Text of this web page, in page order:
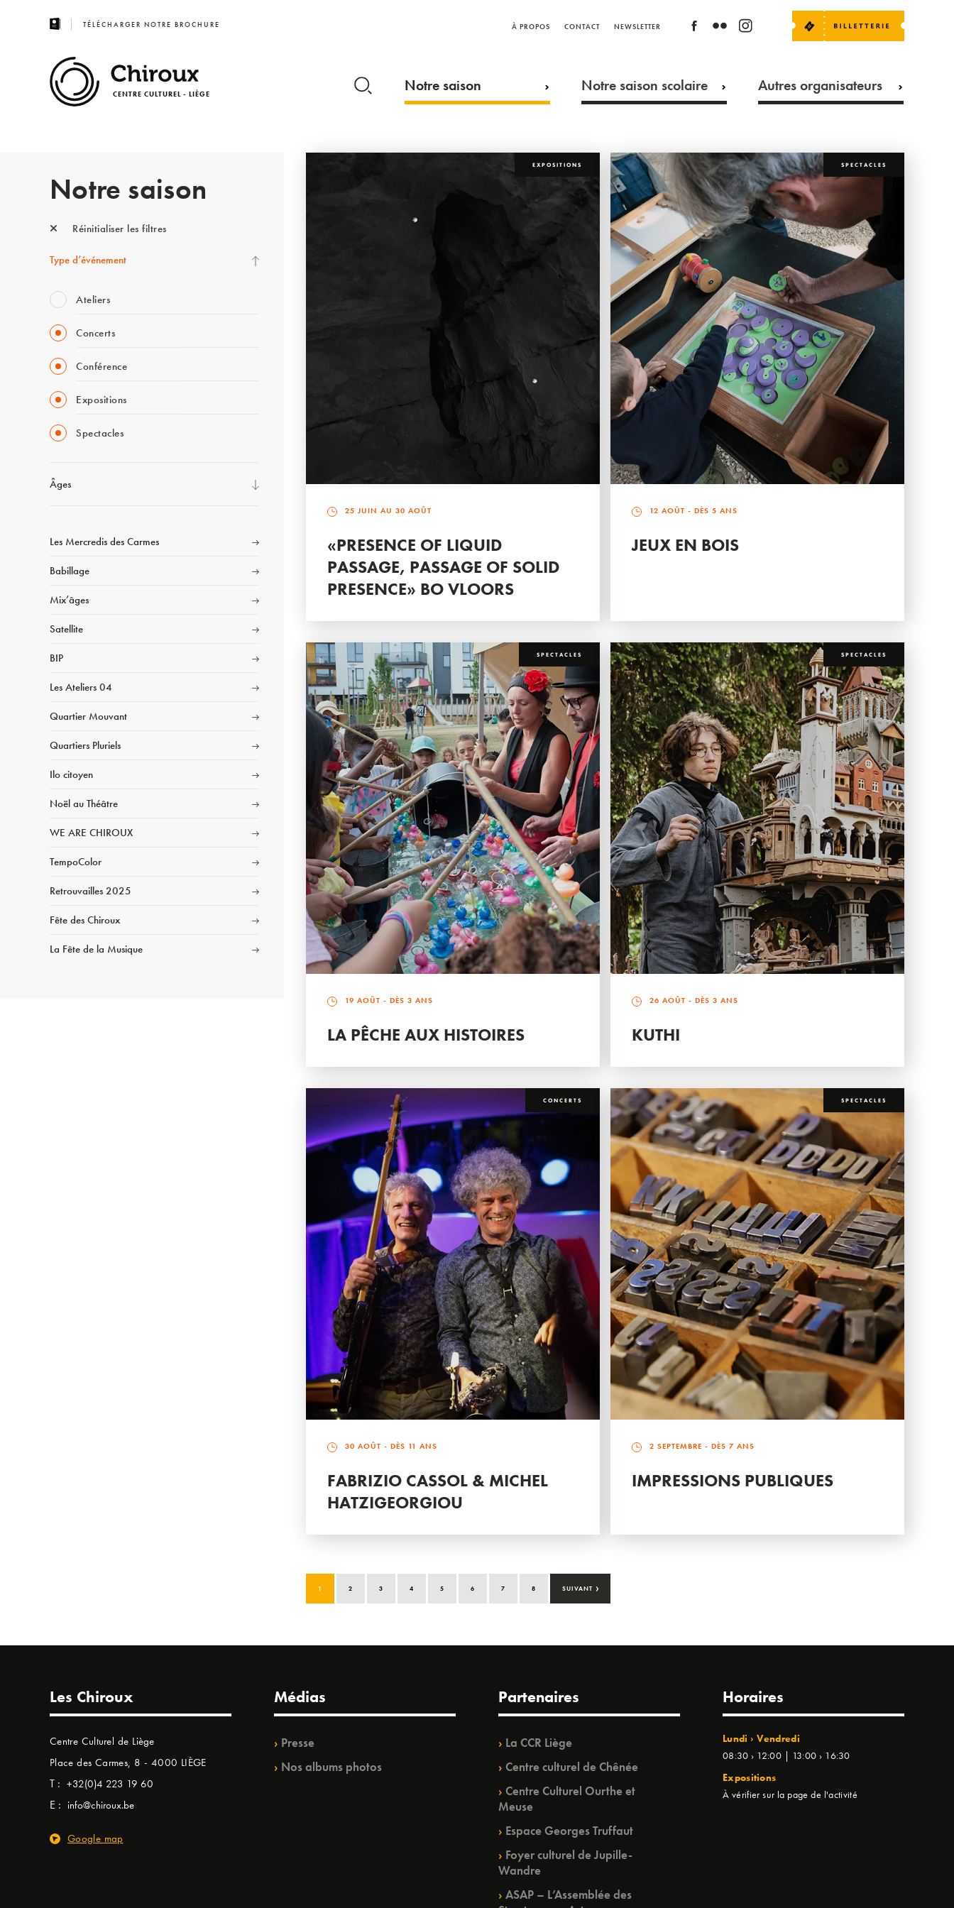
TÉLÉCHARGER NOTRE BROCHURE À PROPOS CONTACT NEWSLETTER
CENTRE CULTUREL - LIÈGE Notre saison Notre saison scolaire Autres organisateurs
Notre saison
Réinitialiser les filtres
Type d’événement
Ateliers
Concerts
Conférence
Expositions
Spectacles
Âges
Les Mercredis des Carmes
Babillage
Mix’âges
Satellite
BIP
Les Ateliers 04
Quartier Mouvant
Quartiers Pluriels
Ilo citoyen
Noël au Théâtre
WE ARE CHIROUX
TempoColor
Retrouvailles 2025
Fête des Chiroux
La Fête de la Musique
EXPOSITIONS
25 JUIN AU 30 AOÛT
«PRESENCE OF LIQUID
PASSAGE, PASSAGE OF SOLID
PRESENCE» BO VLOORS
SPECTACLES
12 AOÛT - DÈS 5 ANS
JEUX EN BOIS
SPECTACLES
19 AOÛT - DÈS 3 ANS
LA PÊCHE AUX HISTOIRES
SPECTACLES
26 AOÛT - DÈS 3 ANS
KUTHI
CONCERTS
30 AOÛT - DÈS 11 ANS
FABRIZIO CASSOL & MICHEL
HATZIGEORGIOU
SPECTACLES
2 SEPTEMBRE - DÈS 7 ANS
IMPRESSIONS PUBLIQUES
1 2 3 4 5 6 7 8 SUIVANT ›
Les Chiroux
Centre Culturel de Liège
Place des Carmes, 8 - 4000 LIÈGE
T : +32(0)4 223 19 60
E : info@chiroux.be
Google map
Médias
Presse
Nos albums photos
Partenaires
La CCR Liège
Centre culturel de Chênée
Centre Culturel Ourthe et
Meuse
Espace Georges Truffaut
Foyer culturel de Jupille-
Wandre
ASAP – L’Assemblée des
Horaires
Lundi › Vendredi
08:30 › 12:00 | 13:00 › 16:30
Expositions
À vérifier sur la page de l'activité